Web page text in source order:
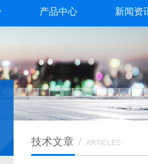
产品中心 新闻资
技术文章 / ARTICLES